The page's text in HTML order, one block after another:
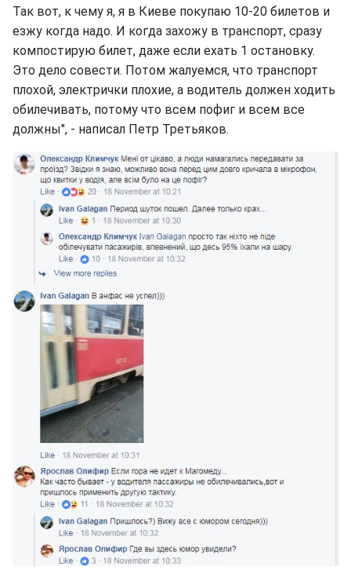
Так вот, к чему я, я в Киеве покупаю 10-20 билетов и
езжу когда надо. И когда захожу в транспорт, сразу
компостирую билет, даже если ехать 1 остановку.
Это дело совести. Потом жалуемся, что транспорт
плохой, электрички плохие, а водитель должен ходить
обилечивать, потому что всем пофиг и всем все
должны", - написал Петр Третьяков.